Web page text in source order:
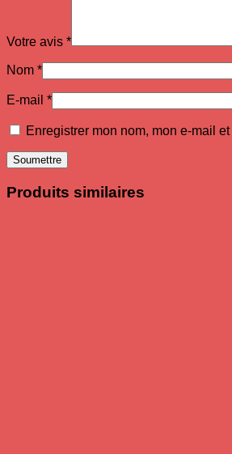
Votre avis *
Nom *
E-mail *
Enregistrer mon nom, mon e-mail
Produits similaires